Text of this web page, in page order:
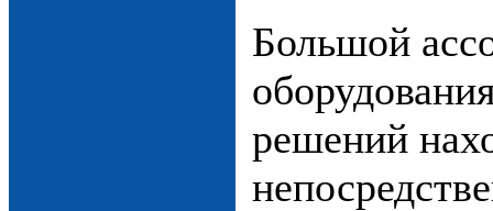
Большой
решений